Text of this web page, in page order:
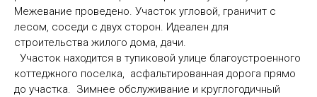
Межевание проведено. Участок угловой, граничит с
лесом, соседи с двух сторон. Идеален для
строительства жилого дома, дачи.
Участок находится в тупиковой улице благоустроенного
коттеджного поселка, асфальтированная дорога прямо
до участка. Зимнее обслуживание и круглогодичный